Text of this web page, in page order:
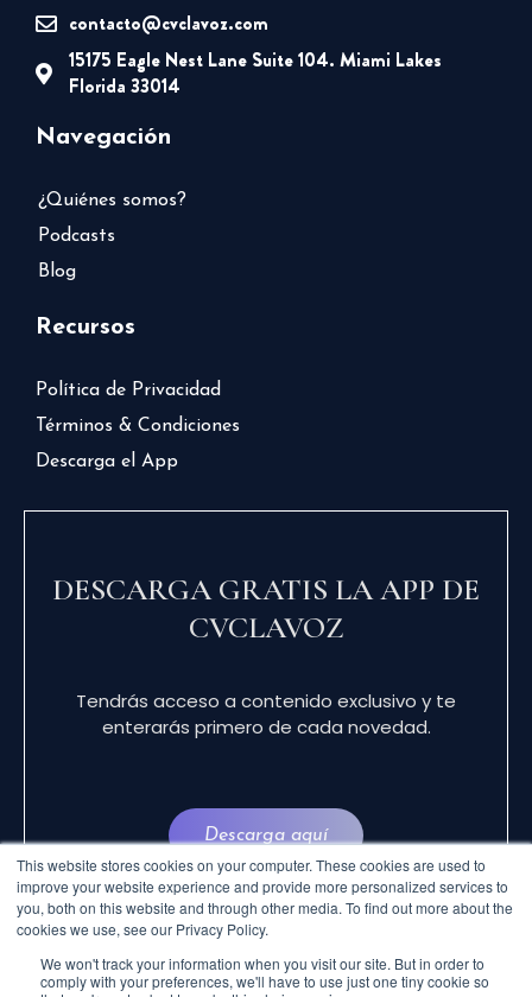
This website stores cookies on your computer. These cookies are used to
improve your website experience and provide more personalized services to
you, both on this website and through other media. To find out more about the
cookies we use, see our Privacy Policy.
We won't track your information when you visit our site. But in order to
comply with your preferences, we'll have to use just one tiny cookie so
contacto@cvclavoz.com
15175 Eagle Nest Lane Suite 104. Miami Lakes
Florida 33014
Navegación
¿Quiénes somos?
Podcasts
Blog
Recursos
Política de Privacidad
Términos & Condiciones
Descarga el App
DESCARGA GRATIS LA APP DE
CVCLAVOZ
Tendrás acceso a contenido exclusivo y te
enterarás primero de cada novedad.
Descarga aquí